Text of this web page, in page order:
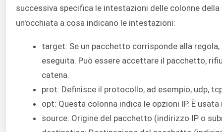
successiva specifica le intestazioni delle colonne
un'occhiata a cosa indicano le intestazioni:
target: Se un pacchetto corrisponde alla
eseguita. Può essere accettare il pacchetto,
catena.
prot: Definisce il protocollo, ad esempio, udp,
opt: Questa colonna indica le opzioni IP. È
source: Origine del pacchetto (indirizzo IP o